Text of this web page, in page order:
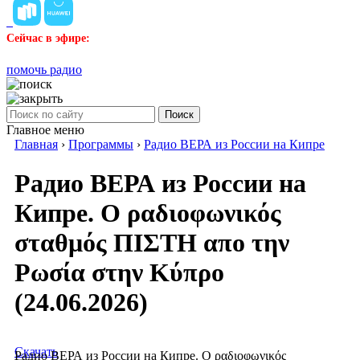
Сейчас в эфире:
помочь радио
Поиск
Главное меню
Главная › Программы › Радио ВЕРА из России на Кипре
Радио ВЕРА из России на
Кипре. Ο ραδιοφωνικός
σταθμός ΠΙΣΤΗ απο την
Ρωσία στην Κύπρο
(24.06.2026)
Радио ВЕРА из России на Кипре. Ο ραδιοφωνικός
Скачать